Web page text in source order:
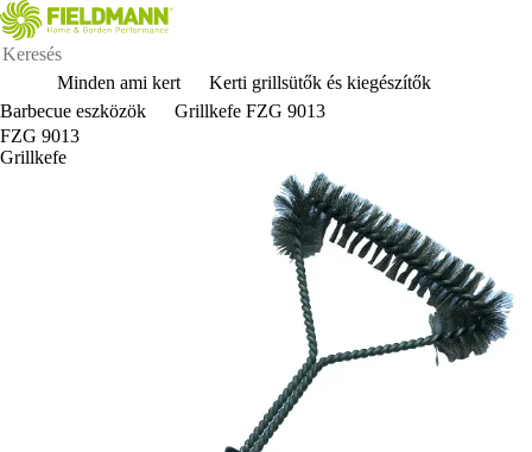
Minden ami kert
Kerti grillsütők és kiegészítők
Barbecue eszközök
Grillkefe FZG 9013
FZG 9013
Grillkefe